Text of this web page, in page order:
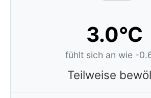
3.0°C
fühlt sich an wie -
Teilweise